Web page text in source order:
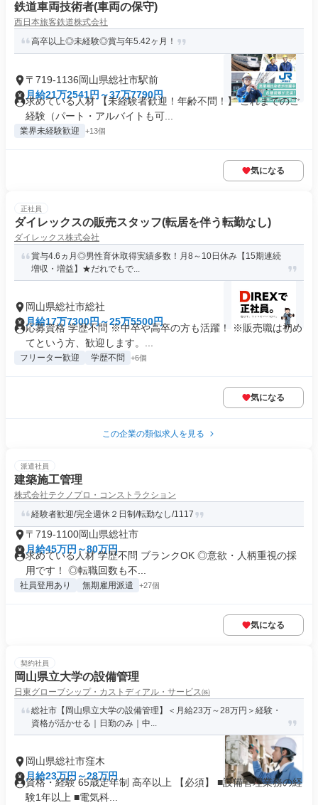
鉄道車両技術者(車両の保守)
西日本旅客鉄道株式会社
高卒以上◎未経験◎賞与年5.42ヶ月！
〒719-1136岡山県総社市駅前
月給21万2541円～37万7790円
求めている人材 【未経験者歓迎！年齢不問！】 これまでのご
経験（パート・アルバイトも可...
業界未経験歓迎 +13個
気になる
正社員
ダイレックスの販売スタッフ(転居を伴う転勤なし)
ダイレックス株式会社
賞与4.6ヵ月◎男性育休取得実績多数！月8～10日休み【15期連続
増収・増益】★だれでもで...
岡山県総社市総社
月給17万7300円～25万5500円
応募資格 学歴不問 ※中卒や高卒の方も活躍！ ※販売職は初め
てという方、歓迎します。...
フリーター歓迎 学歴不問 +6個
気になる
この企業の類似求人を見る
派遣社員
建築施工管理
株式会社テクノプロ・コンストラクション
経験者歓迎/完全週休２日制/転勤なし/1117
〒719-1100岡山県総社市
月給45万円～80万円
求めている人材 学歴不問 ブランクOK ◎意欲・人柄重視の採
用です！ ◎転職回数も不...
社員登用あり 無期雇用派遣 +27個
気になる
契約社員
岡山県立大学の設備管理
日東グローブシップ・カストディアル・サービス㈱
総社市【岡山県立大学の設備管理】＜月給23万～28万円＞経験・
資格が活かせる｜日勤のみ｜中...
岡山県総社市窪木
月給23万円～28万円
資格・経験 65歳定年制 高卒以上 【必須】 ■設備管理業務の経
験1年以上 ■電気科...